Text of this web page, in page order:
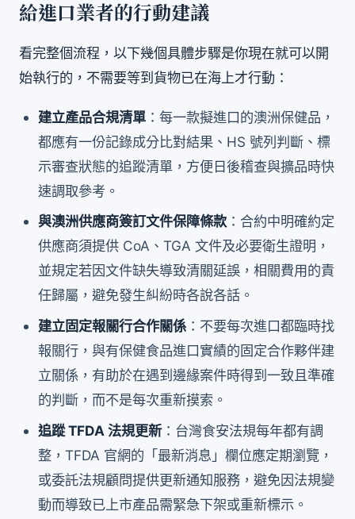
給進口業者的行動建議
看完整個流程，以下幾個具體步驟是你現在就可以開
始執行的，不需要等到貨物已在海上才行動：
建立產品合規清單 ：每一款擬進口的澳洲保健品，
都應有一份記錄成分比對結果、HS 號列判斷、標
示審查狀態的追蹤清單，方便日後稽查與擴品時快
速調取參考。
與澳洲供應商簽訂文件保障條款 ：合約中明確約定
供應商須提供 CoA、TGA 文件及必要衛生證明，
並規定若因文件缺失導致清關延誤，相關費用的責
任歸屬，避免發生糾紛時各說各話。
建立固定報關行合作關係 ：不要每次進口都臨時找
報關行，與有保健食品進口實績的固定合作夥伴建
立關係，有助於在遇到邊緣案件時得到一致且準確
的判斷，而不是每次重新摸索。
追蹤 TFDA 法規更新：台灣食安法規每年都有調
整，TFDA 官網的「最新消息」欄位應定期瀏覽，
或委託法規顧問提供更新通知服務，避免因法規變
動而導致已上市產品需緊急下架或重新標示。